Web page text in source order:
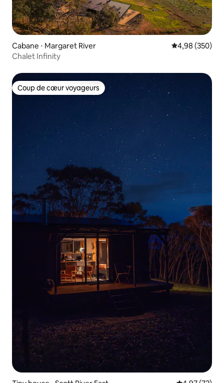
Cabane ⋅ Margaret River Évaluation
4,98 (350)
Chalet Infinity
Coup de cœur voyageurs
Coup de cœur voyageurs